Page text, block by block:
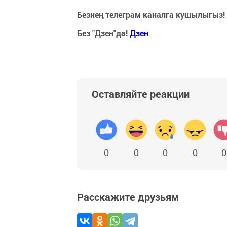
Безнең телеграм каналга кушылыгыз!
Без "Дзен"да!Дзен
Оставляйте реакции
0 0 0 0 0
Расскажите друзьям